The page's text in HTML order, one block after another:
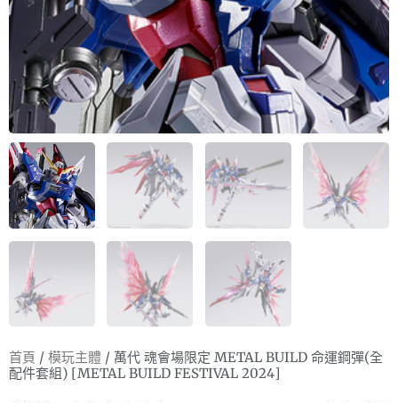
首頁 / 模玩主體 / 萬代 魂會場限定 METAL BUILD 命運鋼彈(全
配件套組) [METAL BUILD FESTIVAL 2024]